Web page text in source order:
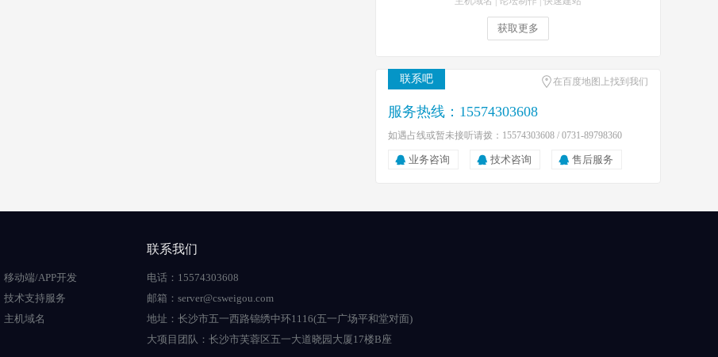
获取更多
联系吧 在百度地图上找到我们
服务热线：15574303608
如遇占线或暂未接听请拨：15574303608 / 0731-89798360
业务咨询 技术咨询 售后服务
移动端/APP开发
技术支持服务
主机域名
联系我们
电话：15574303608
邮箱：server@csweigou.com
地址：长沙市五一西路锦绣中环1116(五一广场平和堂对面)
大项目团队：长沙市芙蓉区五一大道晓园大厦17楼B座